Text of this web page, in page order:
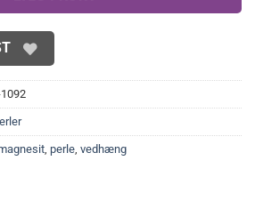
perle vedhæng